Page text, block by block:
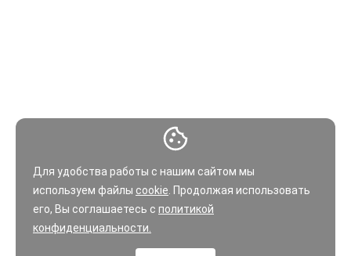
Для удобства работы с нашим сайтом мы
используем файлы cookie . Продолжая использовать
его, Вы соглашаетесь с политикой
конфиденциальности.